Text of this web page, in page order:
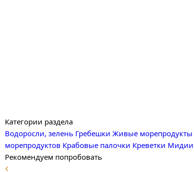
Категории раздела
Водоросли, зелень Гребешки Живые морепродукты
морепродуктов Крабовые палочки Креветки Мидии
Рекомендуем попробовать